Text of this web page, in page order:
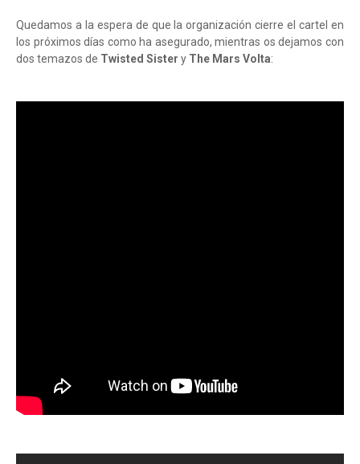
Quedamos a la espera de que la organización cierre el cartel en
los próximos días como ha asegurado, mientras os dejamos con
dos temazos de Twisted Sister y The Mars Volta: